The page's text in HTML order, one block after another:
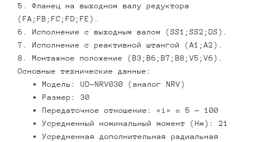
5. Фланец на выходном валу редуктора
(FA;FB;FC;FD;FE).
6. Исполнение с выходным валом (SS1;SS2;DS).
7. Исполнение с реактивной штангой (А1;А2).
8. Монтажное положение (В3;В6;В7;В8;V5;V6).
Основные технические данные:
Модель: UD-NRV030 (аналог NRV)
Размер: 30
Передаточное отношение: «i» = 5 — 100
Усредненный номинальный момент (Нм): 21
Усредненная дополнительная радиальная